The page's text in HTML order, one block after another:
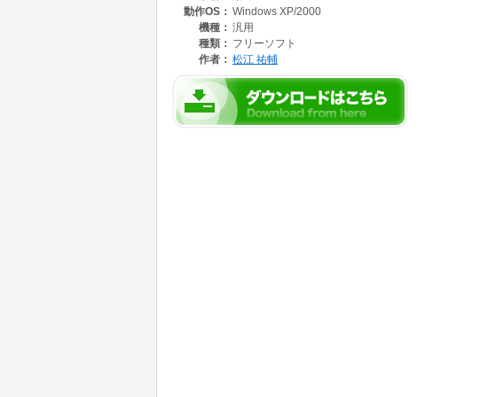
動作OS： Windows XP/2000
機種： 汎用
種類： フリーソフト
作者： 松江 祐輔